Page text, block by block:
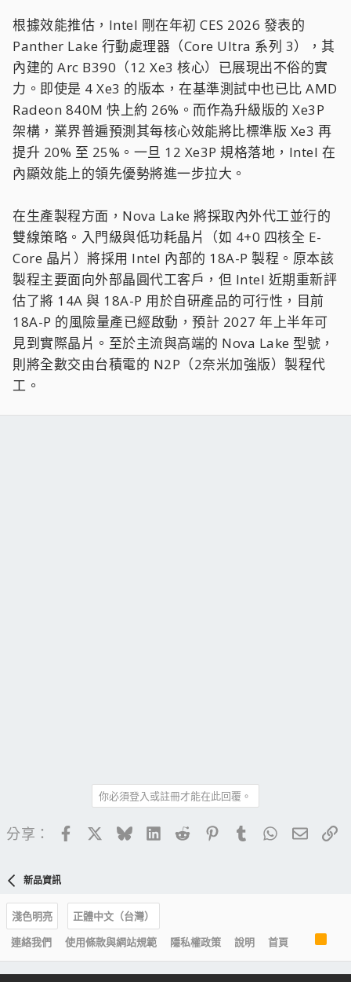
根據效能推估，Intel 剛在年初 CES 2026 發表的
Panther Lake 行動處理器（Core Ultra 系列 3），其
內建的 Arc B390（12 Xe3 核心）已展現出不俗的實
力。即使是 4 Xe3 的版本，在基準測試中也已比 AMD
Radeon 840M 快上約 26%。而作為升級版的 Xe3P
架構，業界普遍預測其每核心效能將比標準版 Xe3 再
提升 20% 至 25%。一旦 12 Xe3P 規格落地，Intel 在
內顯效能上的領先優勢將進一步拉大。
在生產製程方面，Nova Lake 將採取內外代工並行的
雙線策略。入門級與低功耗晶片（如 4+0 四核全 E-
Core 晶片）將採用 Intel 內部的 18A-P 製程。原本該
製程主要面向外部晶圓代工客戶，但 Intel 近期重新評
估了將 14A 與 18A-P 用於自研產品的可行性，目前
18A-P 的風險量產已經啟動，預計 2027 年上半年可
見到實際晶片。至於主流與高端的 Nova Lake 型號，
則將全數交由台積電的 N2P（2奈米加強版）製程代
工。
你必須登入或註冊才能在此回覆。
分享： FacebookBlueskyLinkedIn
Reddit PinterestTumblrWhatsApp
電子
新品資訊
淺色明亮
正體中文（台灣）
連絡我們
使用條款與網站規範 隱私權政策 說明 首頁
S